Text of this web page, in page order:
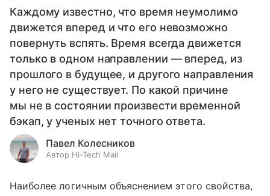
Каждому известно, что время неумолимо
движется вперед и что его невозможно
повернуть вспять. Время всегда движется
только в одном направлении — вперед, из
прошлого в будущее, и другого направления
у него не существует. По какой причине
мы не в состоянии произвести временной
бэкап, у ученых нет точного ответа.
Павел Колесников
Автор Hi-Tech Mail
Наиболее логичным объяснением этого свойства,